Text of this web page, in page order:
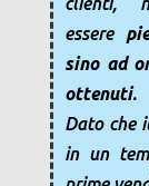
essere
sino ad
ottenuti.
Dato che
in un